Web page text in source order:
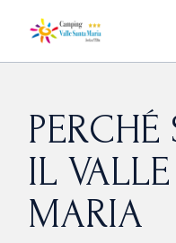
content
PERCHÉ
IL
MARIA